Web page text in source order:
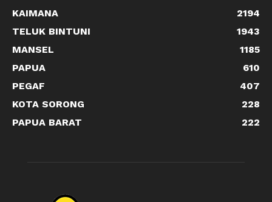
KAIMANA
2194
TELUK BINTUNI
1943
MANSEL
1185
PAPUA
610
PEGAF
407
KOTA SORONG
228
PAPUA BARAT
222